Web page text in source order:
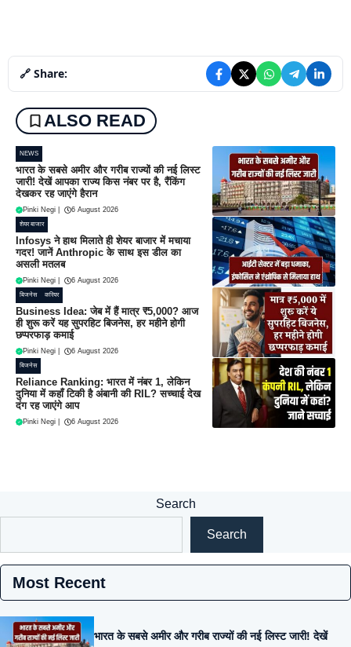
🔗 Share:
ALSO READ
NEWS
भारत के सबसे अमीर और गरीब राज्यों की नई लिस्ट
जारी! देखें आपका राज्य किस नंबर पर है, रैंकिंग
देखकर रह जाएंगे हैरान
Pinki Negi 6 August 2026
शेयर बाजार
Infosys ने हाथ मिलाते ही शेयर बाजार में मचाया
गदर! जानें Anthropic के साथ इस डील का
असली मतलब
Pinki Negi 6 August 2026
बिजनेस करियर
Business Idea: जेब में हैं मात्र ₹5,000? आज
ही शुरू करें यह सुपरहिट बिजनेस, हर महीने होगी
छप्परफाड़ कमाई
Pinki Negi 6 August 2026
बिजनेस
Reliance Ranking: भारत में नंबर 1, लेकिन
दुनिया में कहाँ टिकी है अंबानी की RIL? सच्चाई देख
दंग रह जाएंगे आप
Pinki Negi 6 August 2026
Search
Search
Most Recent
भारत के सबसे अमीर और गरीब राज्यों की नई लिस्ट जारी! देखें